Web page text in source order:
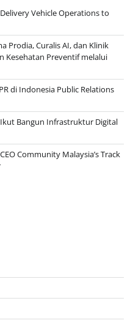
Vehicle Operations to
Prodia, Curalis AI, dan Klinik
Kesehatan Preventif melalui
di Indonesia Public Relations
Ikut Bangun Infrastruktur Digital
Community Malaysia’s Track